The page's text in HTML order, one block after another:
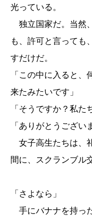
光っている。
独立国家だ。当然
も、許可と言っても
すだけだ。
「この中に入ると
来たみたいです」
「そうですか？私た
「ありがとうござい
女子高生たちは、
間に、スクランブル
「さよなら」
手にバナナを持っ